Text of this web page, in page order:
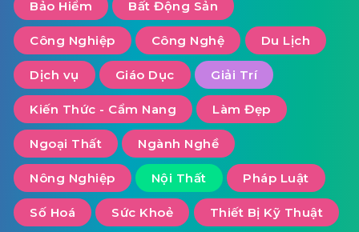
Bảo Hiểm Bất Động Sản
Công Nghiệp Công Nghệ Du Lịch
Dịch vụ Giáo Dục Giải Trí
Kiến Thức - Cẩm Nang Làm Đẹp
Ngoại Thất Ngành Nghề
Nông Nghiệp Nội Thất Pháp Luật
Số Hoá Sức Khoẻ Thiết Bị Kỹ Thuật